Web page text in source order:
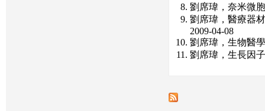
劉席瑋，奈米微
劉席瑋，醫療器
2009-04-08
劉席瑋，生物醫
劉席瑋，生長因